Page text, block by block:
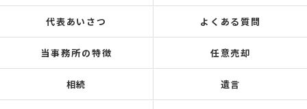
代表あいさつ よくある質問
当事務所の特徴 任意売却
相続 遺言